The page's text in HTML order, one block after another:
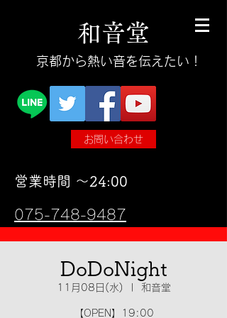
和音堂
​京都から熱い音を伝えたい！
お問い合わせ
​営業時間 〜24:00
075-748-9487
DoDoNight
11月08日(水) 和音堂
【OPEN】19:00